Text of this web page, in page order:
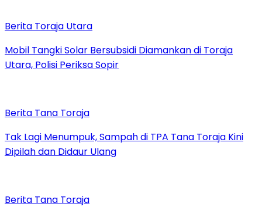
Berita Toraja Utara
Mobil Tangki Solar Bersubsidi Diamankan di Toraja
Utara, Polisi Periksa Sopir
Berita Tana Toraja
Tak Lagi Menumpuk, Sampah di TPA Tana Toraja Kini
Dipilah dan Didaur Ulang
Berita Tana Toraja